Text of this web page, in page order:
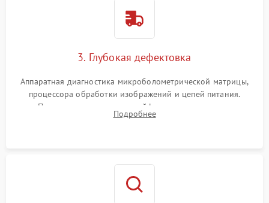
3. Глубокая дефектовка
Аппаратная диагностика микроболометрической матрицы,
процессора обработки изображений и цепей питания.
Проверка целостности шлейфов, модуля памяти и
интерфейсов связи. Выявление сгоревших SMD-компонентов
Подробнее